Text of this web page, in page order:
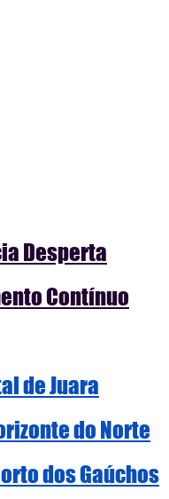
Desperta
Contínuo
de Juara
do Norte
dos Gaúchos